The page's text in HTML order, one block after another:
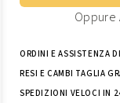
Oppure
ORDINI E ASSISTENZA
RESI E CAMBI TAGLIA
SPEDIZIONI VELOCI IN